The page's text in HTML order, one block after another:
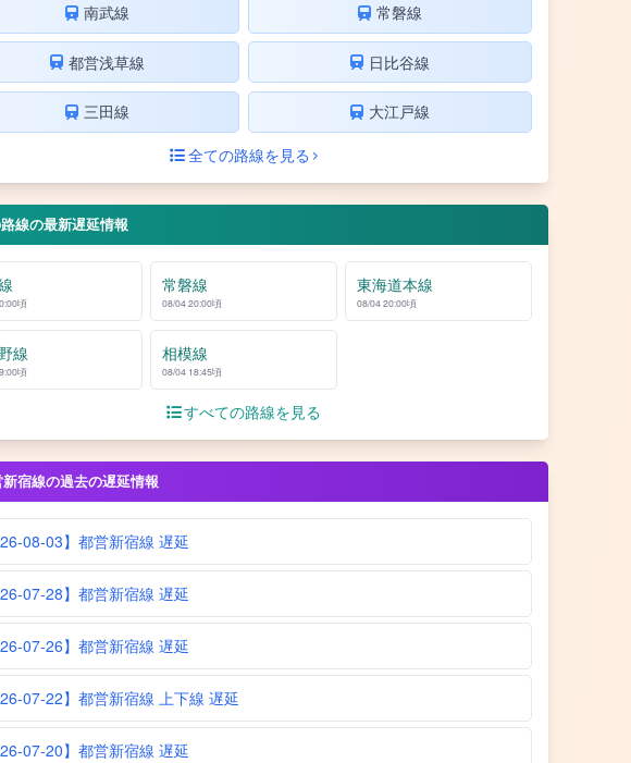
南武線 常磐線
都営浅草線 日比谷線
三田線
大江戸線
全ての路線を見る
線の最新遅延情報
頃
常磐線
08/04 20:00頃
東海道本線
08/04 20:00頃
線
頃
相模線
08/04 18:45頃
すべての路線を見る
宿線の過去の遅延情報
08-03】都営新宿線 遅延
07-28】都営新宿線 遅延
07-26】都営新宿線 遅延
07-22】都営新宿線 上下線 遅延
07-20】都営新宿線 遅延